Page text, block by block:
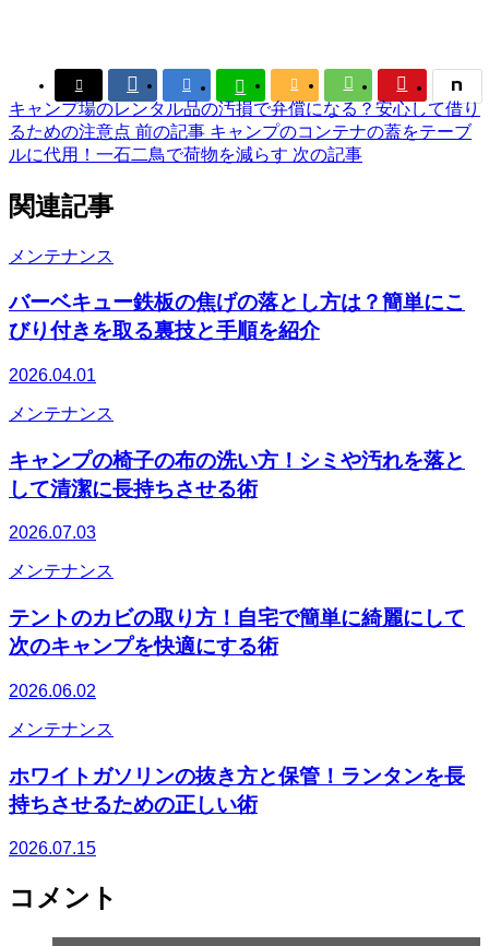
    

キャンプ場のレンタル品の汚損で弁償になる？安心して借り
るための注意点 前の記事 キャンプのコンテナの蓋をテーブ
ルに代用！一石二鳥で荷物を減らす 次の記事
関連記事
メンテナンス
バーベキュー鉄板の焦げの落とし方は？簡単にこ
びり付きを取る裏技と手順を紹介
2026.04.01
メンテナンス
キャンプの椅子の布の洗い方！シミや汚れを落と
して清潔に長持ちさせる術
2026.07.03
メンテナンス
テントのカビの取り方！自宅で簡単に綺麗にして
次のキャンプを快適にする術
2026.06.02
メンテナンス
ホワイトガソリンの抜き方と保管！ランタンを長
持ちさせるための正しい術
2026.07.15
コメント